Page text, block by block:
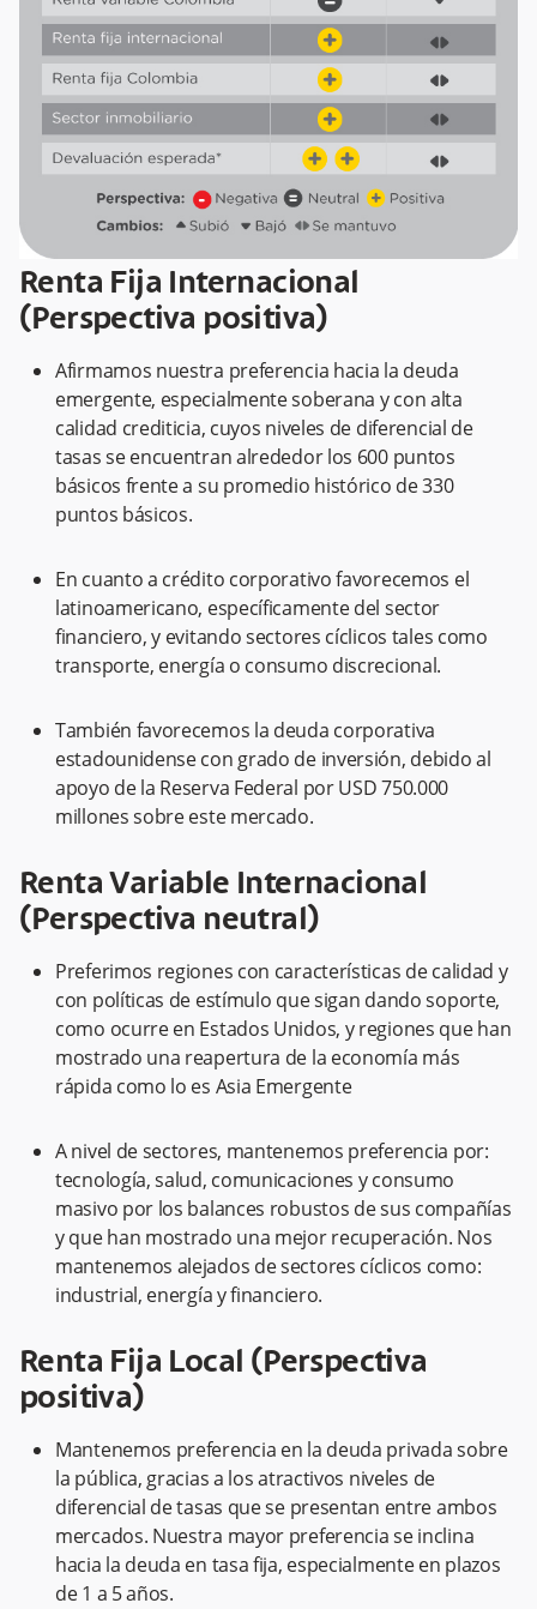
Renta Fija Internacional
(Perspectiva positiva)
Afirmamos nuestra preferencia hacia la deuda
emergente, especialmente soberana y con alta
calidad crediticia, cuyos niveles de diferencial de
tasas se encuentran alrededor los 600 puntos
básicos frente a su promedio histórico de 330
puntos básicos.
En cuanto a crédito corporativo favorecemos el
latinoamericano, específicamente del sector
financiero, y evitando sectores cíclicos tales como
transporte, energía o consumo discrecional.
También favorecemos la deuda corporativa
estadounidense con grado de inversión, debido al
apoyo de la Reserva Federal por USD 750.000
millones sobre este mercado.
Renta Variable Internacional
(Perspectiva neutral)
Preferimos regiones con características de calidad y
con políticas de estímulo que sigan dando soporte,
como ocurre en Estados Unidos, y regiones que han
mostrado una reapertura de la economía más
rápida como lo es Asia Emergente
A nivel de sectores, mantenemos preferencia por:
tecnología, salud, comunicaciones y consumo
masivo por los balances robustos de sus compañías
y que han mostrado una mejor recuperación. Nos
mantenemos alejados de sectores cíclicos como:
industrial, energía y financiero.
Renta Fija Local (Perspectiva
positiva)
Mantenemos preferencia en la deuda privada sobre
la pública, gracias a los atractivos niveles de
diferencial de tasas que se presentan entre ambos
mercados. Nuestra mayor preferencia se inclina
hacia la deuda en tasa fija, especialmente en plazos
de 1 a 5 años.